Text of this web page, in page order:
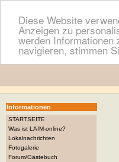
Diese Website
Anzeigen zu
werden
navigieren, stimmen
Informationen
STARTSEITE
Was ist LAIM-online?
Lokalnachrichten
Fotogalerie
Forum/Gästebuch